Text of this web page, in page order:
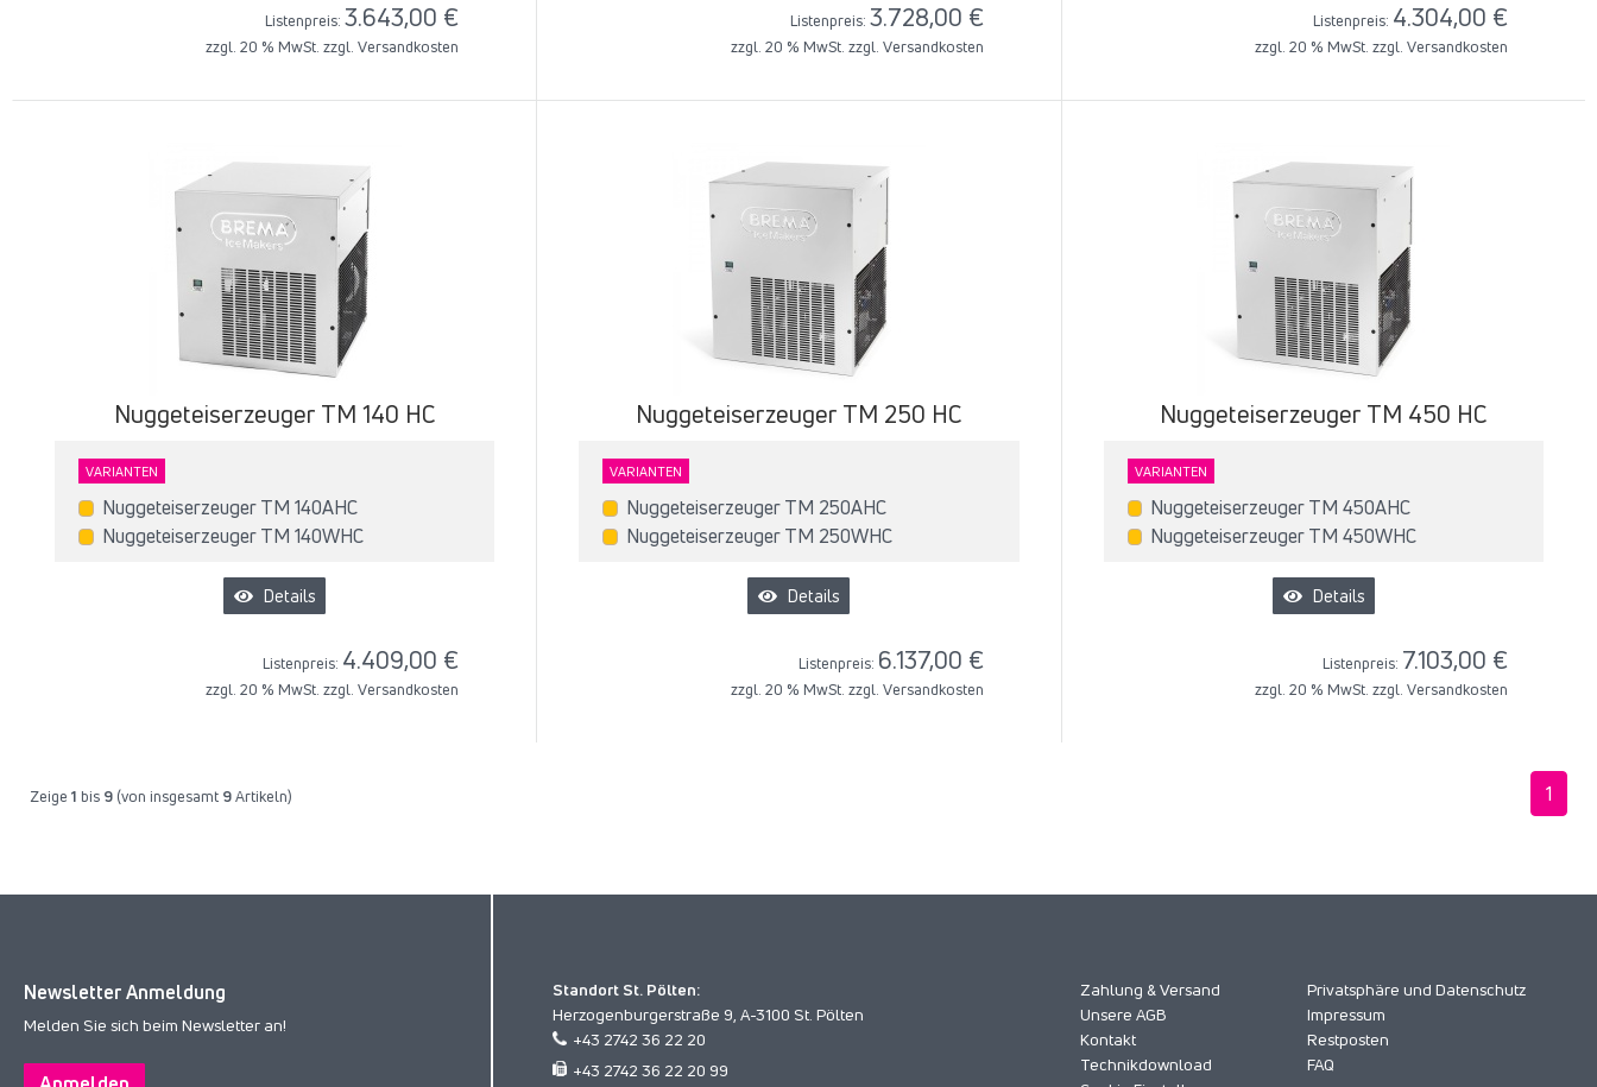
Listenpreis: 3.643,00 €
zzgl. 20 % MwSt. zzgl.Versandkosten
Listenpreis: 3.728,00 €
zzgl. 20 % MwSt. zzgl. Versandkosten
Listenpreis: 4.304,00 €
zzgl. 20 % MwSt. zzgl. Versandkosten
Nuggeteiserzeuger T‌M 140 HC
VARIANTEN
Nuggeteiserzeuger T‌M 140AHC
Nuggeteiserzeuger T‌M 140WHC
Details
Listenpreis: 4.409,00 €
zzgl. 20 % MwSt. zzgl.Versandkosten
Nuggeteiserzeuger T‌M 250 HC
VARIANTEN
Nuggeteiserzeuger T‌M 250AHC
Nuggeteiserzeuger T‌M 250WHC
Details
Listenpreis: 6.137,00 €
zzgl. 20 % MwSt. zzgl. Versandkosten
Nuggeteiserzeuger T‌M 450 HC
VARIANTEN
Nuggeteiserzeuger T‌M 450AHC
Nuggeteiserzeuger T‌M 450WHC
Details
Listenpreis: 7.103,00 €
zzgl. 20 % MwSt. zzgl. Versandkosten
Zeige 1 bis 9 (von insgesamt 9Artikeln) 1
Newsletter Anmeldung
Melden Sie sich beim Newsletter an!
Standort St. Pölten:
Herzogenburgerstraße 9, A-3100 St. Pölten
+43 2742 36 22 20
+43 2742 36 22 20 99
Zahlung & Versand
Privatsphäre und Datenschutz
Unsere AGB
Impressum
Kontakt
Restposten
Technikdownload
FAQ